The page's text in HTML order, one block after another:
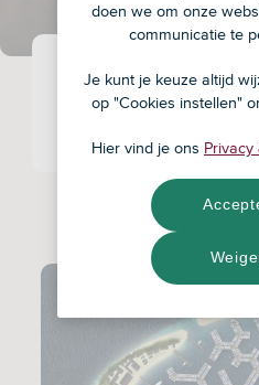
Vanaf Hier inspireren
duurzamer te leven,
Aantal
doen we om onze
communicatie te
Je kunt je keuze altijd
op "Cookies instellen"
Hier vind je ons